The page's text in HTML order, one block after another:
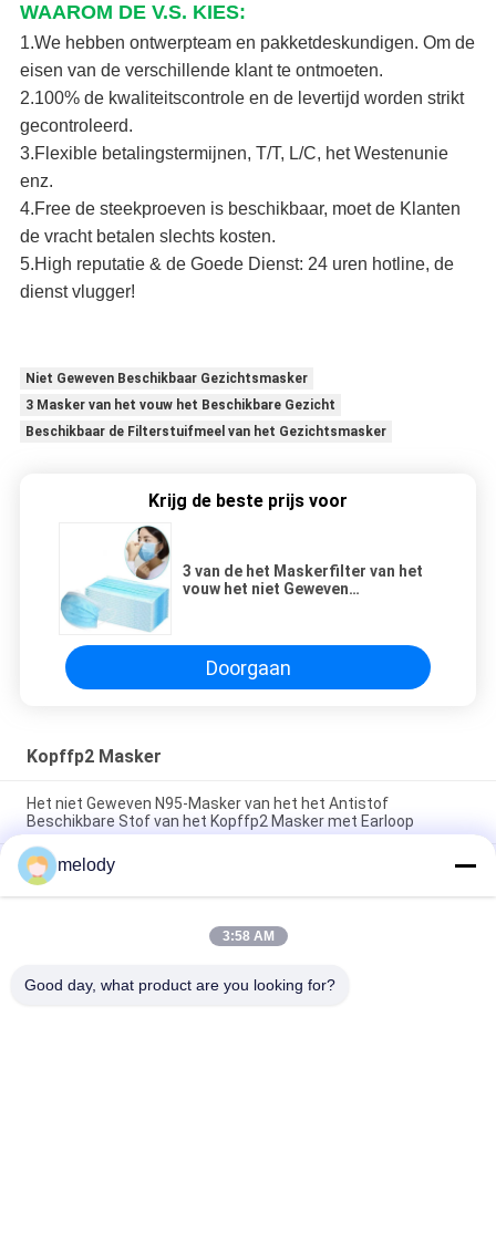
WAAROM DE V.S. KIES:
1.We hebben ontwerpteam en pakketdeskundigen. Om de
eisen van de verschillende klant te ontmoeten.
2.100% de kwaliteitscontrole en de levertijd worden strikt
gecontroleerd.
3.Flexible betalingstermijnen, T/T, L/C, het Westenunie
enz.
4.Free de steekproeven is beschikbaar, moet de Klanten
de vracht betalen slechts kosten.
5.High reputatie & de Goede Dienst: 24 uren hotline, de
dienst vlugger!
Niet Geweven Beschikbaar Gezichtsmasker
3 Masker van het vouw het Beschikbare Gezicht
Beschikbaar de Filterstuifmeel van het Gezichtsmasker
Krijg de beste prijs voor
3 van de het Maskerfilter van het
vouw het niet Geweven
Doorgaan
Kopffp2 Masker
Het niet Geweven N95-Masker van het het Antistof
Beschikbare Stof van het Kopffp2 Masker met Earloop
Het niet Geweven Masker van het het Gezichtsgezicht van de
Stoffenffp2 Kop Beschikbare voor Stofbescherming
Masker van de Eco het Vriendschappelijke Kop FFP2,
Corpusculair Ademhalingsapparaatmasker voor Openbare
melody
3:58 AM
Good day, what product are you looking for?